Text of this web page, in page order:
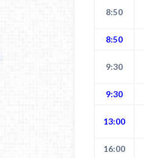
8:50
8:50
9:30
9:30
13:00
16:00